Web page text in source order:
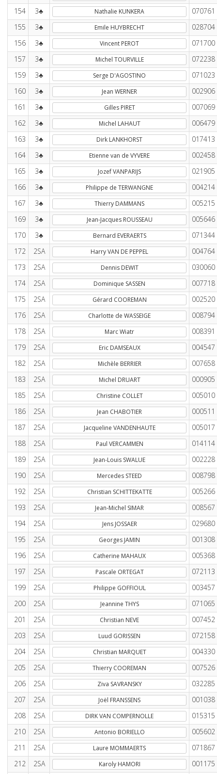
154
3♣ Nathalie KUNKERA
070761
155
3♣ Emile HUYBRECHT
028704
156
3♣ Vincent PEROT
071700
157
3♣ Michel TOURVILLE
072238
159
3♣ Serge D'AGOSTINO
071023
160
3♣ Jean WERNER
002906
161
3♣ Gilles PIRET
007069
162
3♣ Michel LAHAUT
006479
163
3♣ Dirk LANKHORST
017413
164
3♣ Etienne van de VYVERE
002458
165
3♣ Jozef VANPARIJS
021905
166
3♣ Philippe de TERWANGNE
004214
167
3♣ Thierry DAMMANS
005215
169
3♣ Jean-Jacques ROUSSEAU
005646
170
3♣ Bernard EVERAERTS
071344
172
2SA Harry VAN DE PEPPEL
004764
173
2SA Dennis DEWIT
030060
174
2SA Dominique SASSEN
007718
175
2SA Gérard COOREMAN
002520
176
2SA Charlotte de WASSEIGE
008794
178
2SA Marc Wiatr
008391
179
2SA Eric DAMSEAUX
004547
182
2SA Michèle BERRIER
007658
183
2SA Michel DRUART
000905
185
2SA Christine COLLET
005010
186
2SA Jean CHABOTIER
000511
187
2SA Jacqueline VANDENHAUTE
005017
188
2SA Paul VERCAMMEN
014114
189
2SA Jean-Louis SWALUE
002228
190
2SA Mercedes STEED
008798
192
2SA Christian SCHITTEKATTE
005266
193
2SA Jean-Michel SIMAR
008567
194
2SA Jens JOSSAER
029680
195
2SA Georges JAMIN
001308
196
2SA Catherine MAHAUX
005368
197
2SA Pascale ORTEGAT
072113
199
2SA Philippe GOFFIOUL
003457
200
2SA Jeannine THYS
071065
201
2SA Christian NEVE
007452
203
2SA Luud GORISSEN
072158
204
2SA Christian MARQUET
004330
205
2SA Thierry COOREMAN
007526
206
2SA Ziva SAVRANSKY
032285
207
2SA Joël FRANSSENS
001038
208
2SA DIRK VAN COMPERNOLLE
015315
210
2SA Antonio BORIELLO
005602
211
2SA Laure MOMMAERTS
071867
212
2SA Karoly HAMORI 001175